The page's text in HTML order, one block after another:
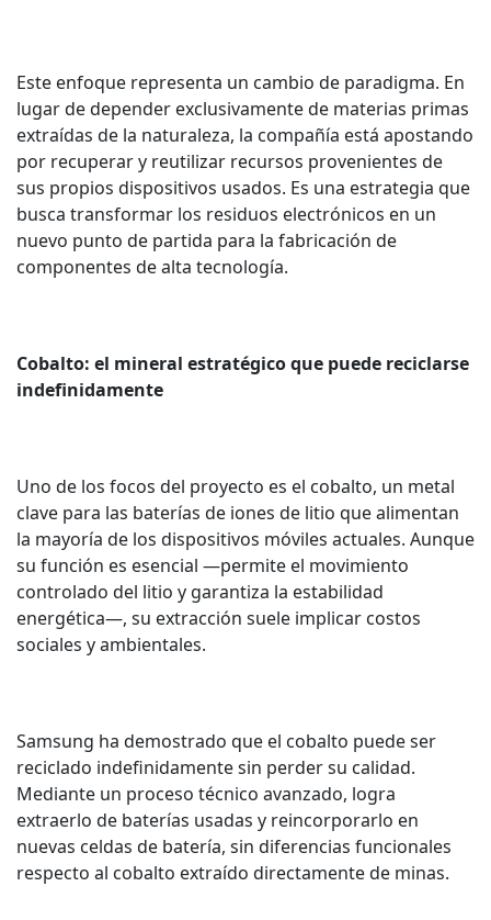
Este enfoque representa un cambio de paradigma. En
lugar de depender exclusivamente de materias primas
extraídas de la naturaleza, la compañía está apostando
por recuperar y reutilizar recursos provenientes de
sus propios dispositivos usados. Es una estrategia que
busca transformar los residuos electrónicos en un
nuevo punto de partida para la fabricación de
componentes de alta tecnología.
Cobalto: el mineral estratégico que puede reciclarse
indefinidamente
Uno de los focos del proyecto es el cobalto, un metal
clave para las baterías de iones de litio que alimentan
la mayoría de los dispositivos móviles actuales. Aunque
su función es esencial —permite el movimiento
controlado del litio y garantiza la estabilidad
energética—, su extracción suele implicar costos
sociales y ambientales.
Samsung ha demostrado que el cobalto puede ser
reciclado indefinidamente sin perder su calidad.
Mediante un proceso técnico avanzado, logra
extraerlo de baterías usadas y reincorporarlo en
nuevas celdas de batería, sin diferencias funcionales
respecto al cobalto extraído directamente de minas.